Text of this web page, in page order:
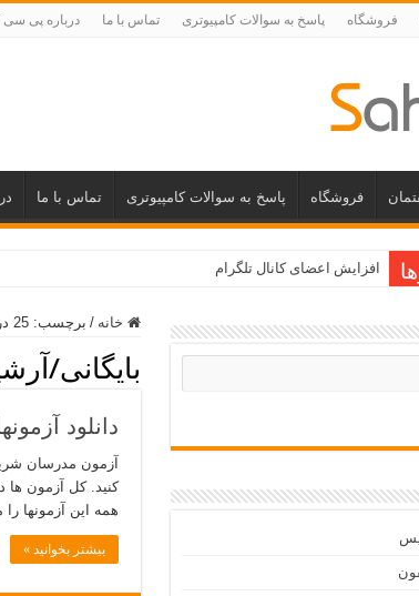
فروشگاه پاسخ به سوالات کامپیوتری تماس با ما درباره پی
فروشگاه پاسخ به سوالات کامپیوتری تماس با ما
افزایش اعضای کانال تلگرام
خانه / برچسب:25 درصد سوم مدرسان شریف
بایگانی/
دانلود
همه این آزمونها
بیشتر بخوانید »